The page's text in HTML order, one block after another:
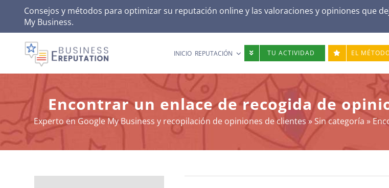
content
Consejos y métodos para optimizar su reputación online y las valoraciones y opiniones que
My Business.
INICIO REPUTACIÓN TU ACTIVIDAD EL
Encontrar un enlace de recogida de
Experto en Google My Business y recopilación de opiniones de clientes»Sin categoría »